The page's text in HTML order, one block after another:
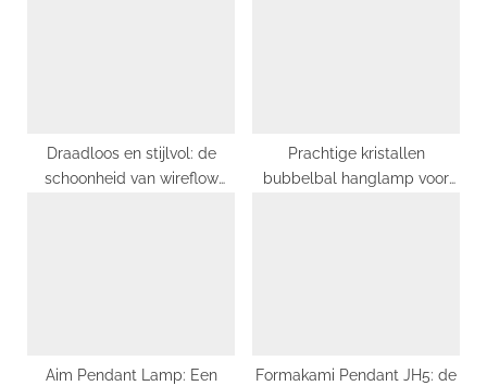
Draadloos en stijlvol: de
schoonheid van wireflow
Prachtige kristallen
bubbelbal hanglamp voor
Aim Pendant Lamp: Een
Formakami Pendant JH5: de